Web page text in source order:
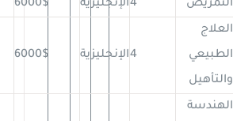
التمريض 4الإنجليزية 6000$
العلاج
الطبيعي
والتأهيل
4الإنجليزية 6000$
الهندسة